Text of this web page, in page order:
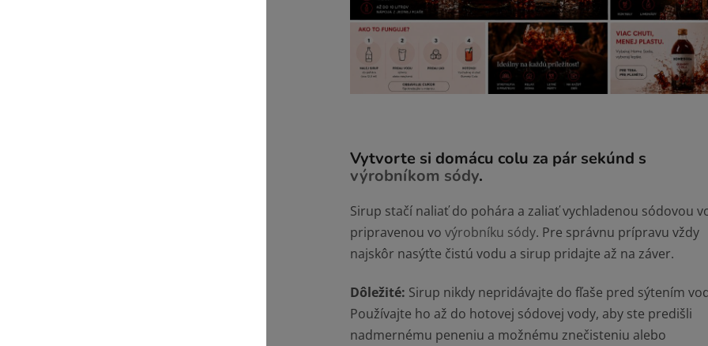
Vytvorte si domácu colu za pár sekúnd s
výrobníkom sódy.
Sirup stačí naliať do pohára a zaliať vychladenou sódovou
pripravenou vo výrobníku sódy. Pre správnu prípravu vždy
najskôr nasýťte čistú vodu a sirup pridajte až na záver.
Dôležité: Sirup nikdy nepridávajte do fľaše pred sýtením
Používajte ho až do hotovej sódovej vody, aby ste predišli
nadmernému peneniu a možnému znečisteniu alebo